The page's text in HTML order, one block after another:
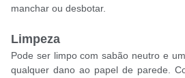
manchar ou desbotar.
Limpeza
Pode ser limpo com sabão neutro e
qualquer dano ao papel de parede.